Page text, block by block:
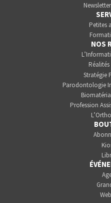
Petites
NOS
Stratégie
Parodontologie
Profession